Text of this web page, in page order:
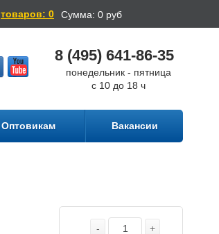
товаров: 0 Сумма: 0 руб
8 (495) 641-86-35
понедельник - пятница
с 10 до 18 ч
Оптовикам Вакансии
- +